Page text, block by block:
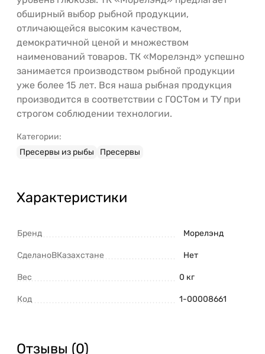
обширный выбор рыбной продукции,
отличающейся высоким качеством,
демократичной ценой и множеством
наименований товаров. ТК «Морелэнд» успешно
занимается производством рыбной продукции
уже более 15 лет. Вся наша рыбная продукция
производится в соответствии с ГОСТом и ТУ при
строгом соблюдении технологии.
Категории:
Пресервы из рыбы
Пресервы
Характеристики
Бренд Морелэнд
СделаноВКазахстане Нет
Вес 0 кг
Код 1-00008661
Отзывы (0)